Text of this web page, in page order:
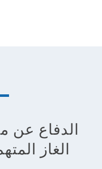
الدفاع عن
الغاز